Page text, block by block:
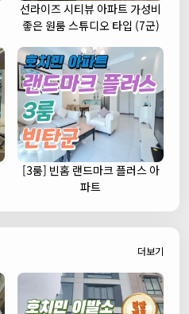
선라이즈 시티뷰 아파트 가성비
좋은 원룸 스튜디오 타입 (7군)
[3룸] 빈홈 랜드마크 플러스 아
파트
더보기